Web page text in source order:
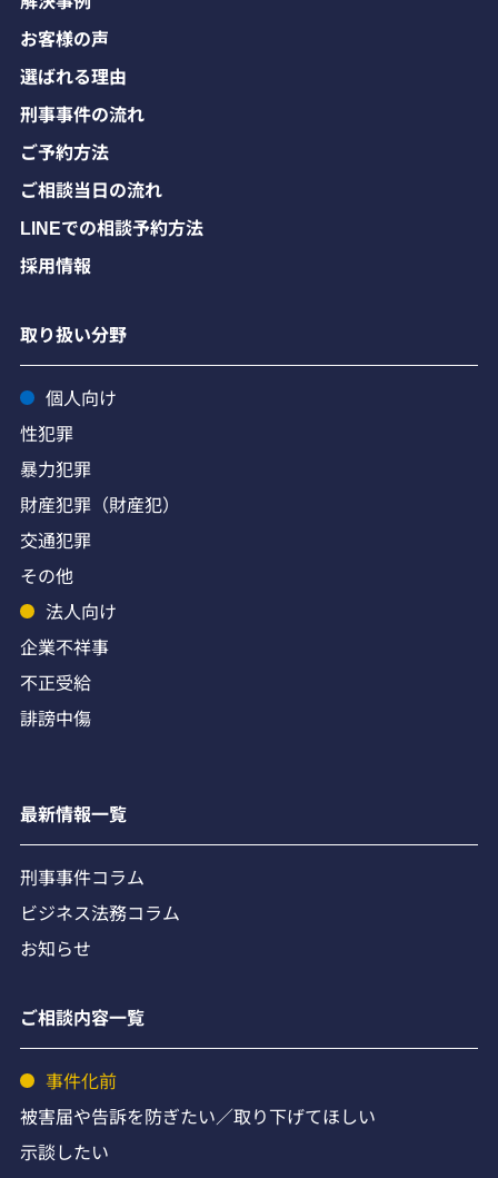
お客様の声
選ばれる理由
刑事事件の流れ
ご予約方法
ご相談当日の流れ
LINEでの相談予約方法
採用情報
取り扱い分野
個人向け
性犯罪
暴力犯罪
財産犯罪（財産犯）
交通犯罪
その他
法人向け
企業不祥事
不正受給
誹謗中傷
最新情報一覧
刑事事件コラム
ビジネス法務コラム
お知らせ
ご相談内容一覧
事件化前
被害届や告訴を防ぎたい／取り下げてほしい
示談したい